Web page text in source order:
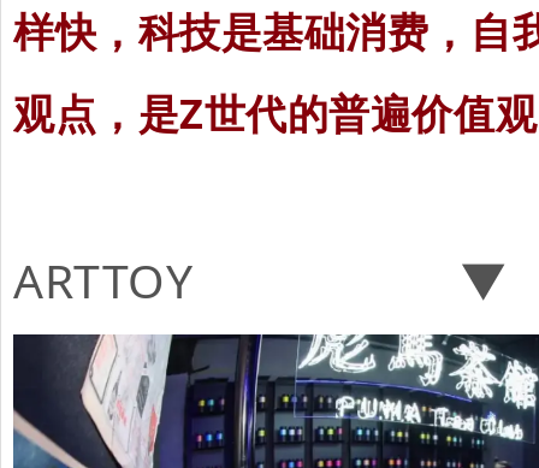
样快，科技是基础消费，自
观点，是Z世代的普遍价值
ARTTOY ▼